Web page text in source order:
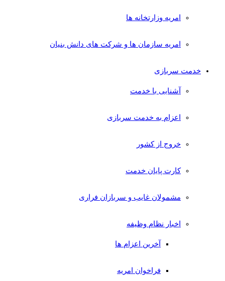
امریه وزارتخانه ها
امریه سازمان ها و شرکت های دانش بنیان
خدمت سربازی
آشنایی با خدمت
اعزام به خدمت سربازی
خروج از کشور
کارت پایان خدمت
مشمولان غایب و سربازان فراری
اخبار نظام وظیفه
آخرین اعزام ها
فراخوان امریه